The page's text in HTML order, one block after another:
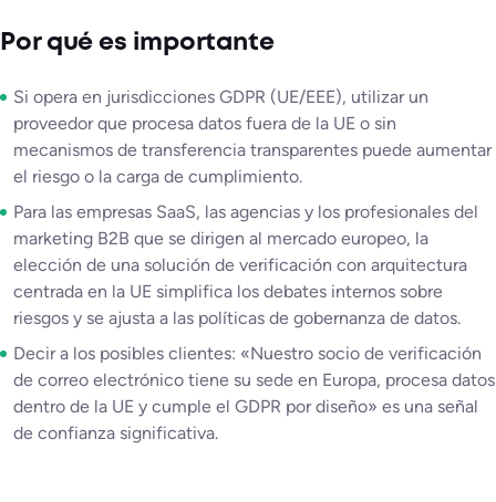
Por qué es importante
Si opera en jurisdicciones GDPR (UE/EEE), utilizar un
proveedor que procesa datos fuera de la UE o sin
mecanismos de transferencia transparentes puede aumentar
el riesgo o la carga de cumplimiento.
Para las empresas SaaS, las agencias y los profesionales del
marketing B2B que se dirigen al mercado europeo, la
elección de una solución de verificación con arquitectura
centrada en la UE simplifica los debates internos sobre
riesgos y se ajusta a las políticas de gobernanza de datos.
Decir a los posibles clientes: «Nuestro socio de verificación
de correo electrónico tiene su sede en Europa, procesa datos
dentro de la UE y cumple el GDPR por diseño» es una señal
de confianza significativa.